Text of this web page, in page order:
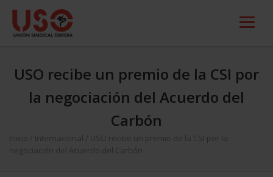
USO recibe un premio de la CSI por
la negociación del Acuerdo del
Carbón
Inicio Internacional
USO recibe un premio de la CSI por la
negociación del Acuerdo del Carbón